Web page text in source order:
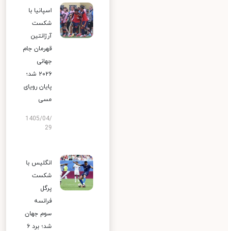
اسپانیا با
شکست
آرژانتین
قهرمان جام
جهانی
۲۰۲۶ شد؛
پایان رویای
مسی
1405/04/
29
انگلیس با
شکست
پرگل
فرانسه
سوم جهان
شد؛ برد ۶